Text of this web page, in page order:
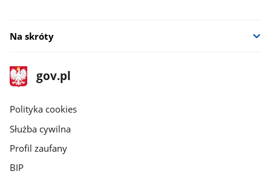
Na skróty
stopka
gov.pl
Strona
gov.pl
gov.pl
Polityka cookies
Służba cywilna
Profil zaufany
BIP